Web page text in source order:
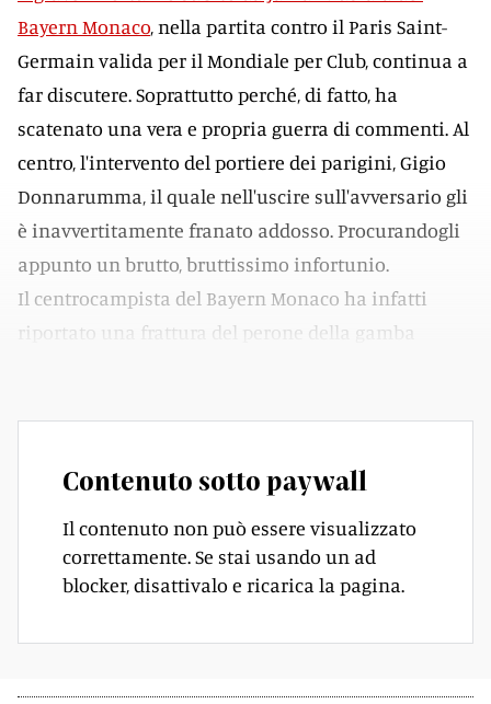
Bayern Monaco, nella partita contro il Paris Saint-
Germain valida per il Mondiale per Club, continua a
far discutere. Soprattutto perché, di fatto, ha
scatenato una vera e propria guerra di commenti. Al
centro, l'intervento del portiere dei parigini, Gigio
Donnarumma, il quale nell'uscire sull'avversario gli
è inavvertitamente franato addosso. Procurandogli
appunto un brutto, bruttissimo infortunio.
Il centrocampista del Bayern Monaco ha infatti
riportato una frattura del perone della gamba
Contenuto sotto paywall
Il contenuto non può essere visualizzato
correttamente. Se stai usando un ad
blocker, disattivalo e ricarica la pagina.